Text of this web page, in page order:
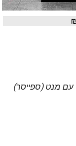
עם מנט (ספייסר)